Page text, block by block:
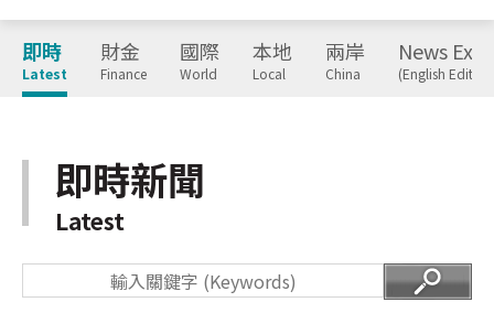
即時
Latest
財金
Finance
國際
World
本地
Local
兩岸
China
News
(English
即時新聞
Latest